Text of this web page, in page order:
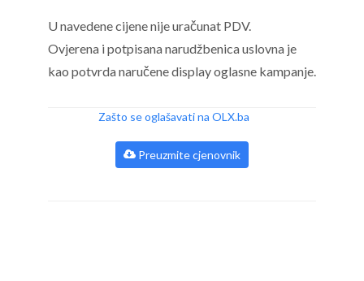
U navedene cijene nije uračunat PDV.
Ovjerena i potpisana narudžbenica uslovna je
kao potvrda naručene display oglasne kampanje.
Zašto se oglašavati na OLX.ba
Preuzmite cjenovnik